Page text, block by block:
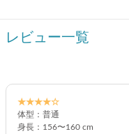
レビュー一覧
★★★★☆
体型：普通
身長：156〜160 cm